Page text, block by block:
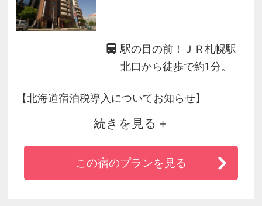
駅の目の前！ＪＲ札幌駅
北口から徒歩で約1分。
【北海道宿泊税導入についてお知らせ】
2026年4月1日(水)以降のご宿泊分より、北海道
および各市町村において宿泊税が導入されま
続きを見る
この宿のプランを見る